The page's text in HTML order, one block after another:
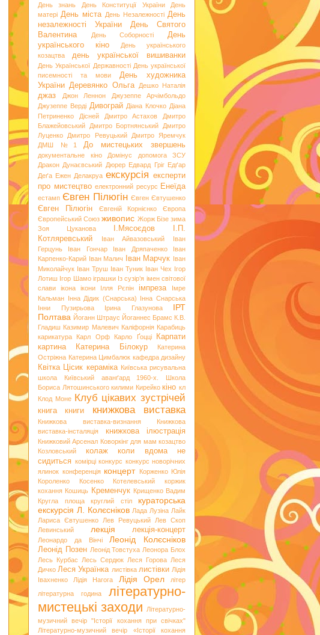
День знань
День Конституції України
День
матері День міста День Незалежності День
незалежності України
День Святого
Валентина
День Соборності
День
українського кіно
День українського
козацтва
день української вишиванки
День Української Державності День української
писемності та мови
День художника
України Деревянко Ольга Дешко Наталія
джаз Джон Леннон
Джузеппе Арчімбольдо
Джузеппе Верді Дивограй Діана Клочко Діана
Петриненко
Дісней Дмитро Астахов
Дмитро
Блажейовський
Дмитро Бортнянський
Дмитро
Луценко
Дмитро Ревуцький
Дмитро Яремчук
ДМШ №1
До мистецьких звершень
документальне кіно Домінус
допомога ЗСУ
Дракон Дунаєвський Дюрер Едвард Гріг Едґар
Деґа Ежен Делакруа екскурсія експерти
про мистецтво електронний ресурс Енеїда
естамп Євген Пілюгін Євген Євтушенко
Євген Пілюгін Євгеній Корнієнко
Європа
Європейський Союз живопис Жорж Бізе зима
Зоя Цуканова
І.Мясоєдов
І.П.
Котляревський
Іван Айвазовський
Іван
Герцунь
Іван Гончар Іван Дряпаченко
Іван
Карпенко-Карий Іван Малич Іван Марчук Іван
Миколайчук Іван Труш Іван Туник Іван Чех Ігор
Лотиш Ігор Шамо іграшки Із сузір’я імен світової
слави
ікона ікони Ілля Рєпін імпреза
Імре
Кальман Інна Дідик (Снарська) Інна Снарська
Інни Пузирьова
Ірина Глазунова
ІРТ
Полтава Йоганн Штраус Йоганнес Брамс К.В.
Гладиш Казимир Малевич Каліфорнія Карабиць
карикатура
Карл Орф Карло Ґоцці
Карпати
картина
Катерина Білокур
Катерина
Остріжна Катерина Цимбалюк кафедра дизайну
Квітка Цісик кераміка Київська рисувальна
школа
Київський аванґард 1960-х. Школа
Бориса Лятошинського килими Кирейко кіно кл
Клод Моне
Клуб цікавих зустрічей
книга книги книжкова виставка
Книжкова виставка-визнання
Книжкова
виставка-інсталяція
книжкова ілюстрація
Книжковий Арсенал Коворкінг для мам козацтво
Козловський
колаж
коли вдома не
сидиться комірці конкурс конкурс новорічних
ялинок конференція концерт
Корженко Юлія
Короленко
Косенко
Котелевський коржик
кохання Кошиць Кременчук Крищенко Вадим
Кругла площа
круглий стіл
кураторська
екскурсія Л. Колєсніков Лада Лузіна Лайк
Лариса Євтушенко
Лев Ревуцький
Лев Скоп
Левинський
лекція лекція-концерт
Леонардо да Вінчі Леонід Колєсніков
Леонід Позен Леонід Товстуха Леонора Блох
Лесь Курбас
Лесь Сердюк Леся Горова Леся
Дичко Леся Українка листівка листівки Лідія
Івахненко
Лідія Нагога Лідія Орел
літер
літературна година
літературно-
мистецькі заходи
Літературно-
музичний вечір "Історії кохання при свічках"
Літературно-музичний вечір «Історії кохання